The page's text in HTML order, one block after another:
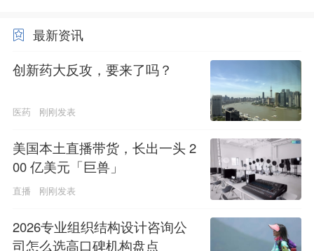
最新资讯
创新药大反攻，要来了吗？
医药 刚刚发表
美国本土直播带货，长出一头 2
00 亿美元「巨兽」
直播 刚刚发表
2026专业组织结构设计咨询公
司怎么选高口碑机构盘点